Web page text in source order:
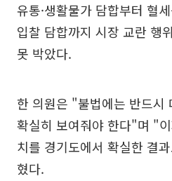
유통·생활물가 담합부터 혈
입찰 담합까지 시장 교란 행
못 박았다.
한 의원은 "불법에는 반드시
확실히 보여줘야 한다"며 "
치를 경기도에서 확실한 결
혔다.